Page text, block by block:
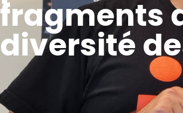
fragments
diversité